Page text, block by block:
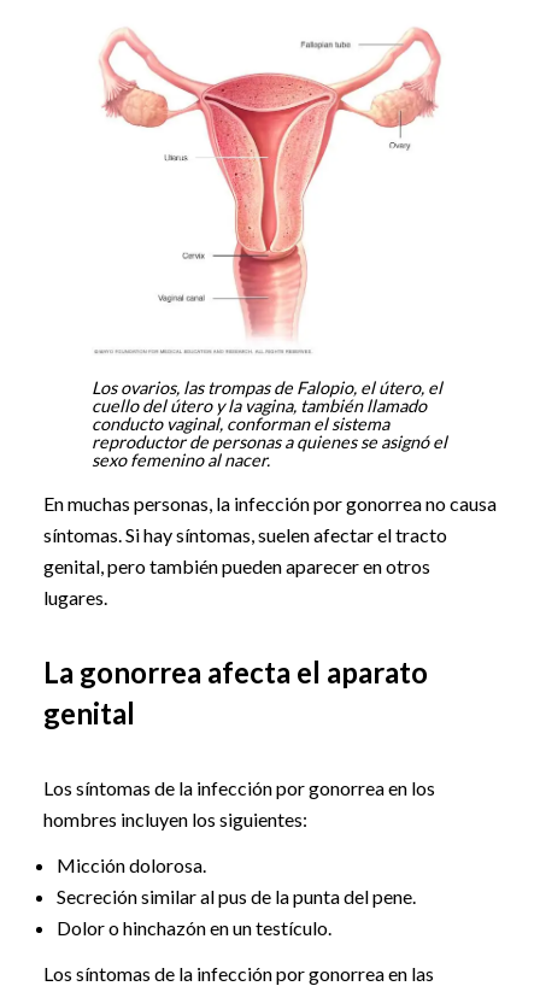
Los ovarios, las trompas de Falopio, el útero, el
cuello del útero y la vagina, también llamado
conducto vaginal, conforman el sistema
reproductor de personas a quienes se asignó el
sexo femenino al nacer.
En muchas personas, la infección por gonorrea no causa
síntomas. Si hay síntomas, suelen afectar el tracto
genital, pero también pueden aparecer en otros
lugares.
La gonorrea afecta el aparato
genital
Los síntomas de la infección por gonorrea en los
hombres incluyen los siguientes:
Micción dolorosa.
Secreción similar al pus de la punta del pene.
Dolor o hinchazón en un testículo.
Los síntomas de la infección por gonorrea en las